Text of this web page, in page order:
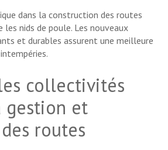
dans la construction des routes
nids de poule. Les nouveaux
et durables assurent une meilleure
collectivités
gestion et
routes